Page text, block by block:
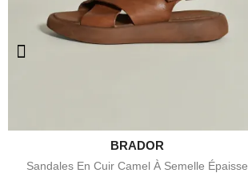
Aperçu rapide
BRADOR
Sandales En Cuir Camel À Semelle Épaisse